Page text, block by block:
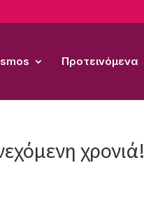
Προτεινόμενα
χρονιά!